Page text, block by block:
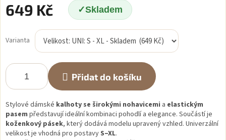
649 Kč Skladem
cena:
Varianta
Přidat do košíku
Stylové dámské kalhoty se širokými nohavicemi a elastickým
pasem představují ideální kombinaci pohodlí a elegance. Součástí je
koženkový pásek, který dodává modelu upravený vzhled. Univerzální
velikost je vhodná pro postavyS–XL.